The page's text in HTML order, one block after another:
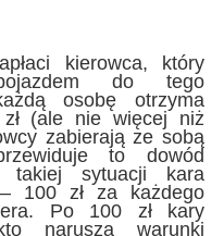
kierowca, który
do tego
osobę otrzyma
(ale nie więcej niż
zabierają ze sobą
to dowód
takiej sytuacji kara
100 zł za każdego
Po 100 zł kary
narusza warunki